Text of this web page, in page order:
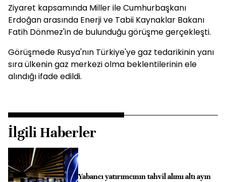
Ziyaret kapsamında Miller ile Cumhurbaşkanı
Erdoğan arasında Enerji ve Tabii Kaynaklar Bakanı
Fatih Dönmez'in de bulunduğu görüşme gerçekleşti.
Görüşmede Rusya'nın Türkiye'ye gaz tedarikinin yanı
sıra ülkenin gaz merkezi olma beklentilerinin ele
alındığı ifade edildi.
İlgili Haberler
Yabancı yatırımcının tahvil alımı altı ayın